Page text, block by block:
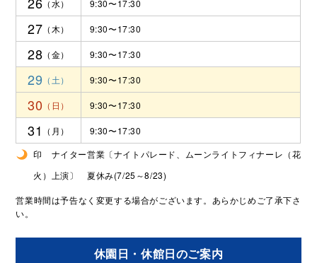
9:30〜17:30
27 9:30〜17:30
28 9:30〜17:30
29 9:30〜17:30
30 9:30〜17:30
31
9:30〜17:30
印 ナイター営業〔ナイトパレード、ムーンライトフィナーレ（花
火）上演〕 夏休み(7/25～8/23)
営業時間は予告なく変更する場合がございます。あらかじめご了承下さ
い。
休園日・休館日のご案内